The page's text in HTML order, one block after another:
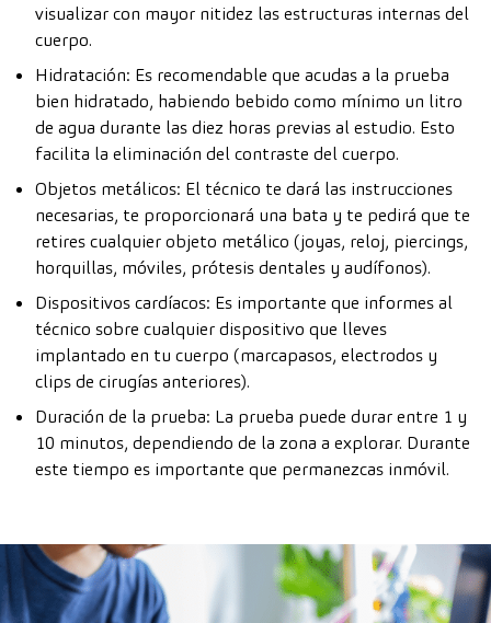
visualizar con mayor nitidez las estructuras internas del
cuerpo.
Hidratación: Es recomendable que acudas a la prueba
bien hidratado, habiendo bebido como mínimo un litro
de agua durante las diez horas previas al estudio. Esto
facilita la eliminación del contraste del cuerpo.
Objetos metálicos: El técnico te dará las instrucciones
necesarias, te proporcionará una bata y te pedirá que te
retires cualquier objeto metálico (joyas, reloj, piercings,
horquillas, móviles, prótesis dentales y audífonos).
Dispositivos cardíacos: Es importante que informes al
técnico sobre cualquier dispositivo que lleves
implantado en tu cuerpo (marcapasos, electrodos y
clips de cirugías anteriores).
Duración de la prueba: La prueba puede durar entre 1 y
10 minutos, dependiendo de la zona a explorar. Durante
este tiempo es importante que permanezcas inmóvil.